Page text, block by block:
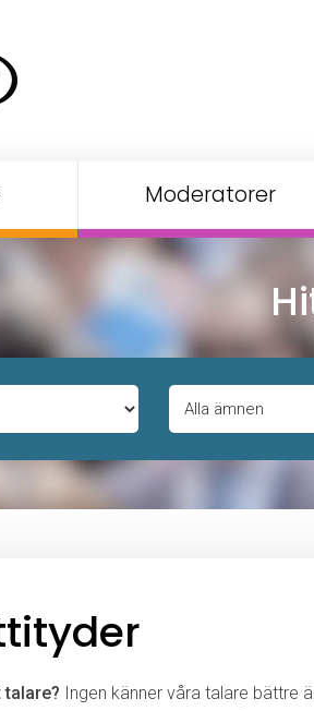
Moderatorer
Ingen känner våra talare bättre